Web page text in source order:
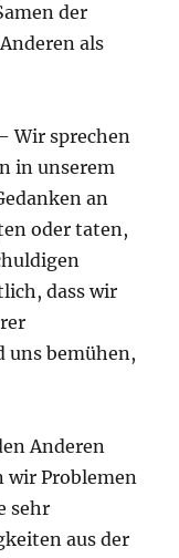
der
als
Wir sprechen
in unserem
an
oder taten,
dass wir
uns bemühen,
Anderen
wir Problemen
sehr
aus der